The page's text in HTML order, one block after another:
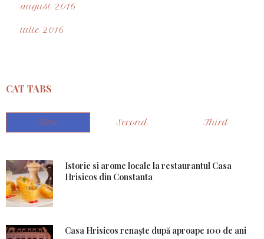
august 2016
iulie 2016
CAT TABS
First Second Third
Istorie si arome locale la restaurantul Casa
Hrisicos din Constanta
Casa Hrisicos renaşte după aproape 100 de ani